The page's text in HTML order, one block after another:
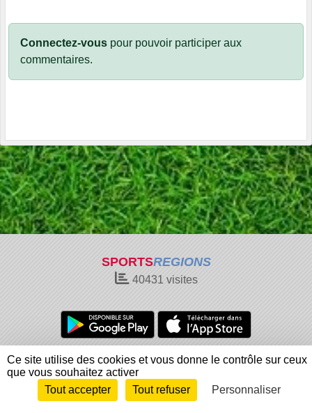
Connectez-vous pour pouvoir participer aux
commentaires.
SPORTSREGIONS
40431 visites
Charte cookies
Gestion des cookies
Informations légales
Signaler un contenu inapproprié
Envie de participer ?
Connexion
Ce site utilise des cookies et vous donne le contrôle sur ceux
que vous souhaitez activer
Tout accepter
Tout refuser Personnaliser